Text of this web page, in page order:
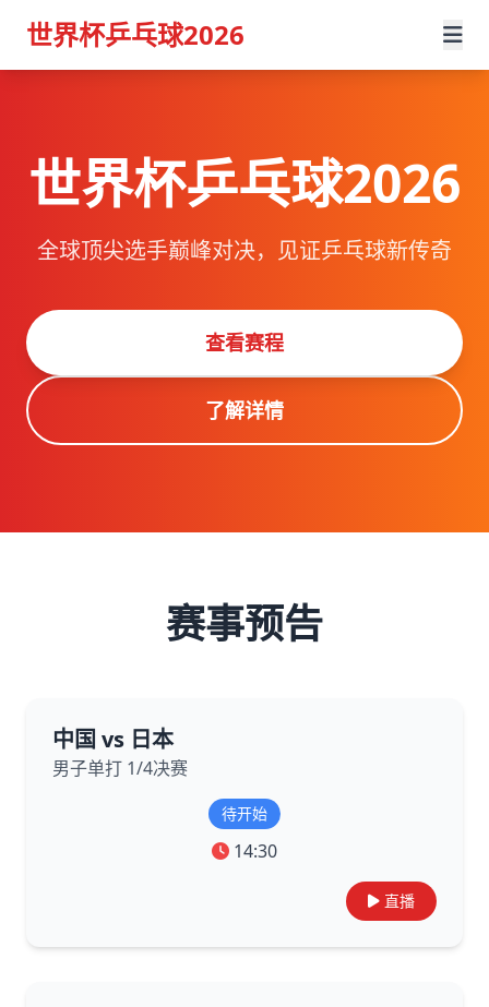
世界杯乒乓球2026
世界杯乒乓球2026
全球顶尖选手巅峰对决，见证乒乓球新传奇
查看赛程
了解详情
赛事预告
中国 vs 日本
男子单打 1/4决赛
待开始
14:30
直播